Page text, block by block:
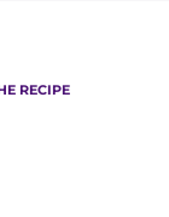
RECIPE